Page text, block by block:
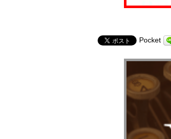
Pocket